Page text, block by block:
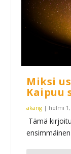
Miksi
Kaipuu
akang | helmi 1,
Tämä